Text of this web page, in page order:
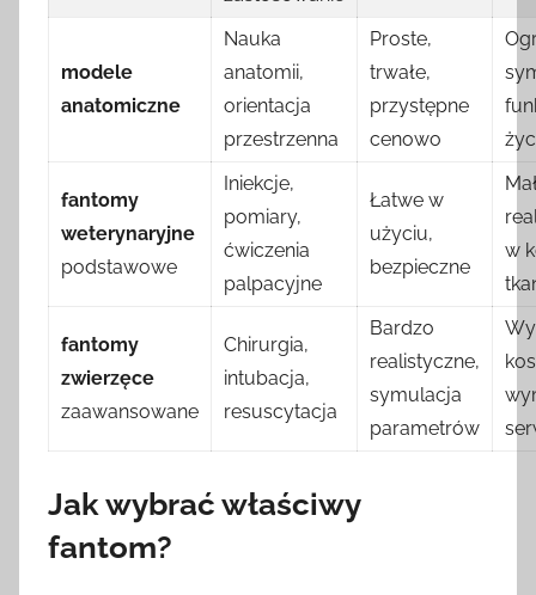
modele
anatomiczne
Nauka
anatomii,
orientacja
przestrzenna
Proste,
trwałe,
przystępne
cenowo
fantomy
weterynaryjne
podstawowe
Iniekcje,
pomiary,
ćwiczenia
palpacyjne
Łatwe w
użyciu,
bezpieczne
w
fantomy
zwierzęce
zaawansowane
Chirurgia,
intubacja,
resuscytacja
Bardzo
realistyczne,
symulacja
parametrów
Jak wybrać właściwy
fantom?